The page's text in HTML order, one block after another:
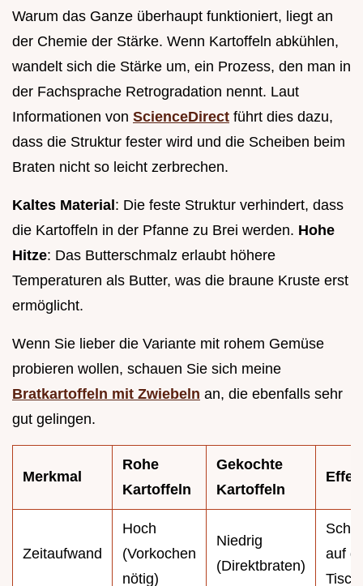
Warum das Ganze überhaupt funktioniert, liegt an
der Chemie der Stärke. Wenn Kartoffeln abkühlen,
wandelt sich die Stärke um, ein Prozess, den man in
der Fachsprache Retrogradation nennt. Laut
Informationen von ScienceDirect führt dies dazu,
dass die Struktur fester wird und die Scheiben beim
Braten nicht so leicht zerbrechen.
Kaltes Material: Die feste Struktur verhindert, dass
die Kartoffeln in der Pfanne zu Brei werden. Hohe
Hitze: Das Butterschmalz erlaubt höhere
Temperaturen als Butter, was die braune Kruste erst
ermöglicht.
Wenn Sie lieber die Variante mit rohem Gemüse
probieren wollen, schauen Sie sich meine
Bratkartoffeln mit Zwiebeln an, die ebenfalls sehr
gut gelingen.
Merkmal
Rohe
Kartoffeln
Gekochte
Kartoffeln
Zeitaufwand
Hoch
(Vorkochen
nötig)
Niedrig
(Direktbraten)
auf
Tisch